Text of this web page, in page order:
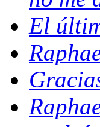
El